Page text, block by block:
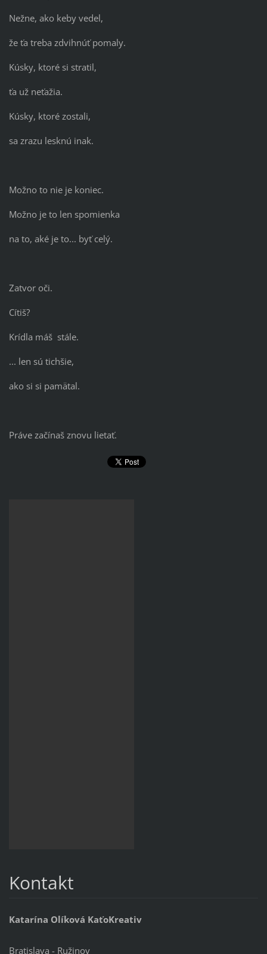
Nežne, ako keby vedel,
že ťa treba zdvihnúť pomaly.
Kúsky, ktoré si stratil,
ťa už neťažia.
Kúsky, ktoré zostali,
sa zrazu lesknú inak.
Možno to nie je koniec.
Možno je to len spomienka
na to, aké je to... byť celý.
Zatvor oči.
Cítiš?
Krídla máš stále.
... len sú tichšie,
ako si si pamätal.
Práve začínaš znovu lietať.
Kontakt
Katarína Olíková KaťoKreativ
Bratislava - Ružinov